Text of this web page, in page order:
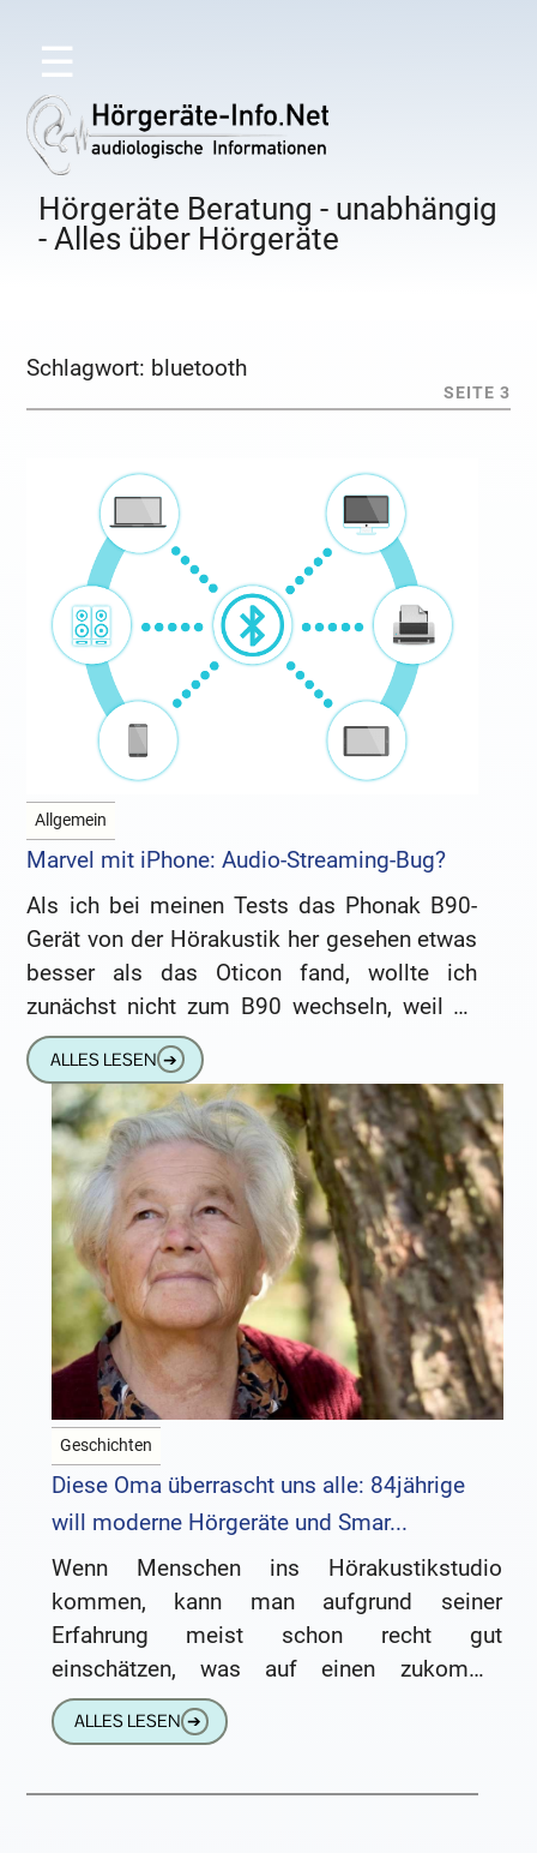
☰
Hörgeräte Beratung - unabhängig
- Alles über Hörgeräte
Schlagwort: bluetooth
SEITE 3
Allgemein
Marvel mit iPhone: Audio-Streaming-Bug?
Als ich bei meinen Tests das Phonak B90-
Gerät von der Hörakustik her gesehen etwas
besser als das Oticon fand, wollte ich
zunächst nicht zum B90 wechseln, weil es
eben kein
ALLES LESEN ➔
Geschichten
Diese Oma überrascht uns alle: 84jährige
will moderne Hörgeräte und Smar...
Wenn Menschen ins Hörakustikstudio
kommen, kann man aufgrund seiner
Erfahrung meist schon recht gut
einschätzen, was auf einen zukommt.
Natürlich weiß ich, dass nicht alle junge
Menschen hypermoderne Hörgeräte mit
ALLES LESEN ➔